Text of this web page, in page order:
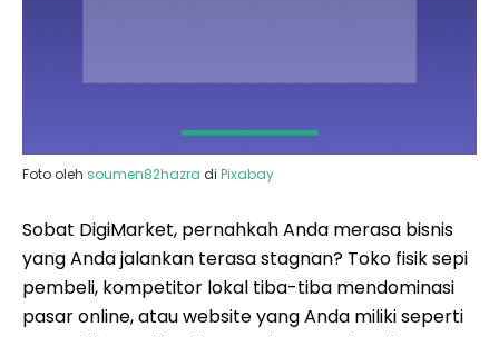
Foto oleh soumen82hazra di Pixabay
Sobat DigiMarket, pernahkah Anda merasa bisnis
yang Anda jalankan terasa stagnan? Toko fisik sepi
pembeli, kompetitor lokal tiba-tiba mendominasi
pasar online, atau website yang Anda miliki seperti